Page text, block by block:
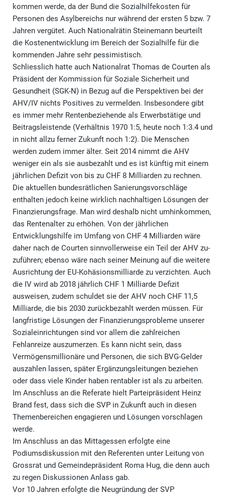
kommen werde, da der Bund die Sozialhilfekosten für
Personen des Asylbereichs nur während der ersten 5 bzw. 7
Jahren vergütet. Auch Nationalrätin Steinemann beurteilt
die Kostenentwicklung im Bereich der Sozialhilfe für die
kommenden Jahre sehr pessimistisch.
Schliesslich hatte auch Nationalrat Thomas de Courten als
Präsident der Kommission für Soziale Sicherheit und
Gesundheit (SGK-N) in Bezug auf die Perspektiven bei der
AHV/IV nichts Positives zu vermelden. Insbesondere gibt
es immer mehr Rentenbeziehende als Erwerbstätige und
Beitragsleistende (Verhältnis 1970 1:5, heute noch 1:3.4 und
in nicht allzu ferner Zukunft noch 1:2). Die Menschen
werden zudem immer älter. Seit 2014 nimmt die AHV
weniger ein als sie ausbezahlt und es ist künftig mit einem
jährlichen Defizit von bis zu CHF 8 Milliarden zu rechnen.
Die aktuellen bundesrätlichen Sanierungsvorschläge
enthalten jedoch keine wirklich nachhaltigen Lösungen der
Finanzierungsfrage. Man wird deshalb nicht umhinkommen,
das Rentenalter zu erhöhen. Von der jährlichen
Entwicklungshilfe im Umfang von CHF 4 Milliarden wäre
daher nach de Courten sinnvollerweise ein Teil der AHV zu-
zuführen; ebenso wäre nach seiner Meinung auf die weitere
Ausrichtung der EU-Kohäsionsmilliarde zu verzichten. Auch
die IV wird ab 2018 jährlich CHF 1 Milliarde Defizit
ausweisen, zudem schuldet sie der AHV noch CHF 11,5
Milliarde, die bis 2030 zurückbezahlt werden müssen. Für
langfristige Lösungen der Finanzierungsprobleme unserer
Sozialeinrichtungen sind vor allem die zahlreichen
Fehlanreize auszumerzen. Es kann nicht sein, dass
Vermögensmillionäre und Personen, die sich BVG-Gelder
auszahlen lassen, später Ergänzungsleitungen beziehen
oder dass viele Kinder haben rentabler ist als zu arbeiten.
Im Anschluss an die Referate hielt Parteipräsident Heinz
Brand fest, dass sich die SVP in Zukunft auch in diesen
Themenbereichen engagieren und Lösungen vorschlagen
werde.
Im Anschluss an das Mittagessen erfolgte eine
Podiumsdiskussion mit den Referenten unter Leitung von
Grossrat und Gemeindepräsident Roma Hug, die denn auch
zu regen Diskussionen Anlass gab.
Vor 10 Jahren erfolgte die Neugründung der SVP